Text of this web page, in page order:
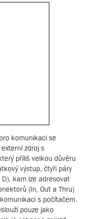
komunikaci se
zdroj s
příliš velkou důvěru
výstup, čtyři páry
kam lze adresovat
(In, Out a Thru)
s počítačem.
pouze jako